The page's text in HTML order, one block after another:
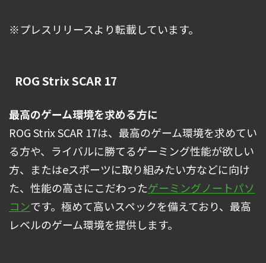
※プレスリリースより転載しています。
ROG Strix SCAR 17
最高のゲーム環境を求める方に
ROG Strix SCAR 17は、最高のゲーム環境を求めてい
る方や、ライバルに勝てるゲーミング性能が欲しい
方、またはeスポーツに取り組みたい方などに向け
た、性能の高さにこだわったゲーミングノートパソ
コンです。極めて高いスペックを備えており、最高
レベルのゲーム環境を提供します。